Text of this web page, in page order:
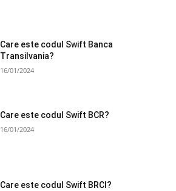
Care este codul Swift Banca
Transilvania?
16/01/2024
Care este codul Swift BCR?
16/01/2024
Care este codul Swift BRCI?